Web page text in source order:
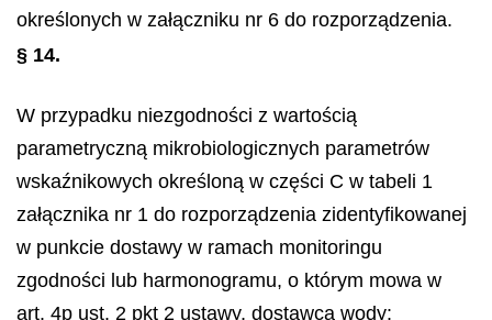
określonych w załączniku nr 6 do rozporządzenia.
§ 14.
W przypadku niezgodności z wartością
parametryczną mikrobiologicznych parametrów
wskaźnikowych określoną w części C w tabeli 1
załącznika nr 1 do rozporządzenia zidentyfikowanej
w punkcie dostawy w ramach monitoringu
zgodności lub harmonogramu, o którym mowa w
art. 4p ust. 2 pkt 2 ustawy, dostawca wody: